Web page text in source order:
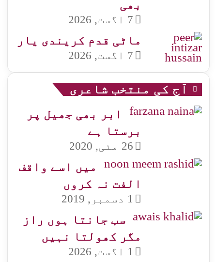
بھی
7 اگست, 2026
ماٹی قدم کریندی یار
7 اگست, 2026
آج کی منتخب شاعری
ابر بھی جھیل پر
برستا ہے
26 مئی, 2020
میں اسے واقف
الفت نہ کروں
1 دسمبر, 2019
سب جانتا ہوں راز
مگر کھولتا نہیں
1 اگست, 2026